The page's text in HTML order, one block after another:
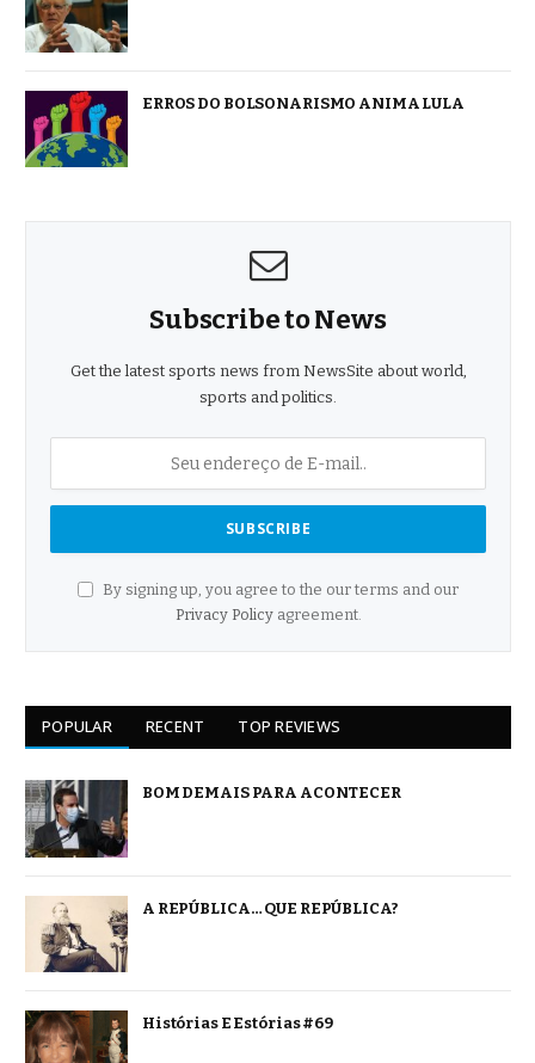
ERROS DO BOLSONARISMO ANIMA LULA
Subscribe to News
Get the latest sports news from NewsSite about world,
sports and politics.
By signing up, you agree to the our terms and our
Privacy Policyagreement.
POPULAR RECENT TOP REVIEWS
BOM DEMAIS PARA ACONTECER
A REPÚBLICA… QUE REPÚBLICA?
Histórias E Estórias #69